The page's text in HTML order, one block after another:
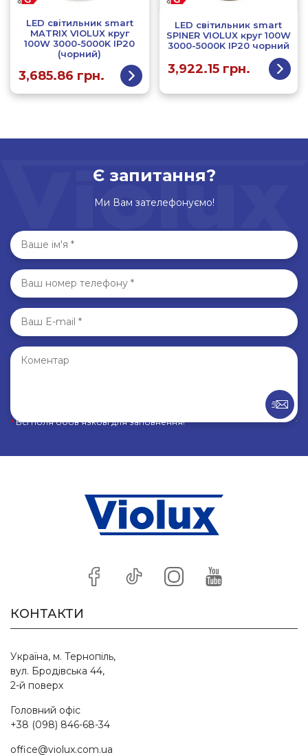
LED світильник smart
MATRIX VIOLUX круг
100W 3000-5000K IP20
(чорний)
3,685.86 грн.
LED світильник smart
SPINER VIOLUX круг 100W
3000-5000K IP20 чорний
3,922.15 грн.
Є запитання?
Ми Вам зателефонуємо!
*Всі поля обов’язкові для заповнення!
КОНТАКТИ
Україна, м. Тернопіль,
вул. Бродівська 44,
2-й поверх
Головний офіс
+38 (098) 846-68-34
office@violux.com.ua